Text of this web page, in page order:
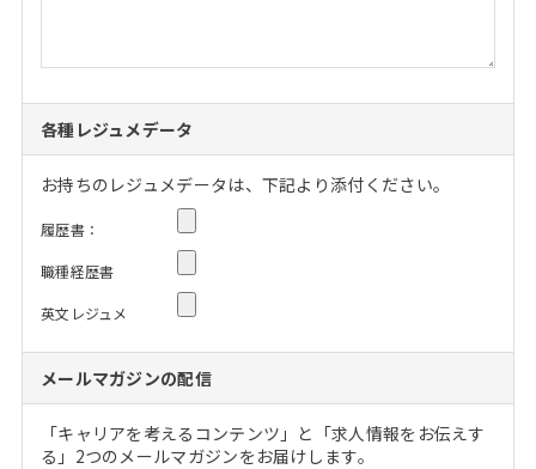
各種レジュメデータ
お持ちのレジュメデータは、下記より添付ください。
履歴書：
職種経歴書
英文レジュメ
メールマガジンの配信
「キャリアを考えるコンテンツ」と「求人情報をお伝えす
る」2つのメールマガジンをお届けします。